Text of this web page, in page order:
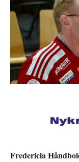
Fredericia